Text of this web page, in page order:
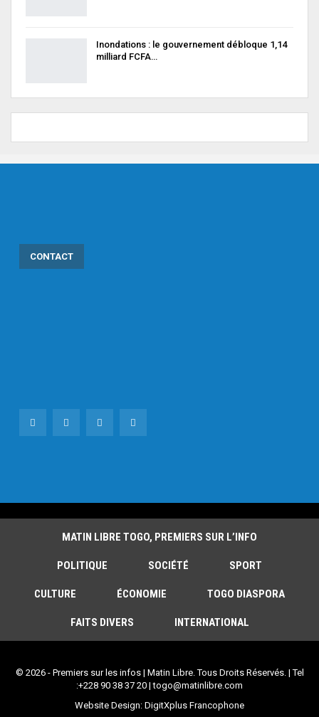
Inondations : le gouvernement débloque 1,14
milliard FCFA…
CONTACT
MATIN LIBRE TOGO, PREMIERS SUR L’INFO
POLITIQUE SOCIÉTÉ SPORT
CULTURE ÉCONOMIE TOGO DIASPORA
FAITS DIVERS INTERNATIONAL
© 2026 - Premiers sur les infos | Matin Libre. Tous Droits Réservés. | Tel
:+228 90 38 37 20 | togo@matinlibre.com
Website Design: DigitXplus Francophone